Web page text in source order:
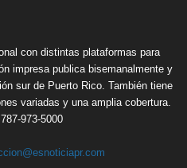
con distintas plataformas para
impresa publica bisemanalmente y
sur de Puerto Rico. También tiene
variadas y una amplia cobertura.
973-5000